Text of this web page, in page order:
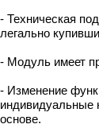
- Техническая
легально
- Модуль имеет
- Изменение
индивидуальные
основе.